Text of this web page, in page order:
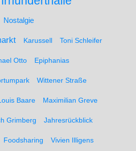
Nostalgie
Karussell Toni Schleifer
Otto Epiphanias
Wittener Straße
Baare Maximilian Greve
Grimberg Jahresrückblick
Foodsharing Vivien Illigens